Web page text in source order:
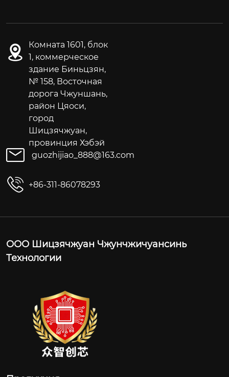
Комната 1601, блок
1, коммерческое
здание Биньцзян,
№ 158, Восточная
дорога Чжуншань,
район Цяоси,
город
Шицзячжуан,
провинция Хэбэй
guozhijiao_888@163.com
+86-311-86078293
ООО Шицзячжуан Чжунчжичуансинь
Технологии